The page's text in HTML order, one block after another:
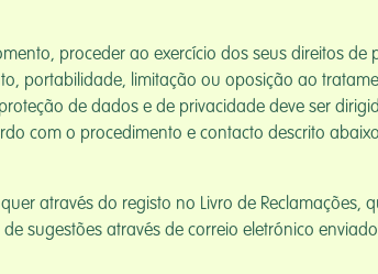
proceder ao exercício dos seus direitos de
portabilidade, limitação ou oposição ao
de dados e de privacidade deve ser
com o procedimento e contacto descrito
através do registo no Livro de Reclamações,
sugestões através de correio eletrónico